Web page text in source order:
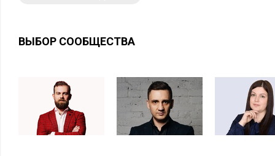
ВЫБОР СООБЩЕСТВА